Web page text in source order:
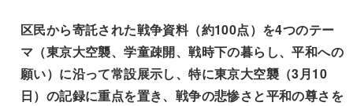
区民から寄託された戦争資料（約100点）を4つのテー
マ（東京大空襲、学童疎開、戦時下の暮らし、平和への
願い）に沿って常設展示し、特に東京大空襲（3月10
日）の記録に重点を置き、戦争の悲惨さと平和の尊さを